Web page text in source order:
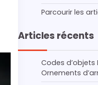
Parcourir les
Articles récents
Codes d’objets
Ornements